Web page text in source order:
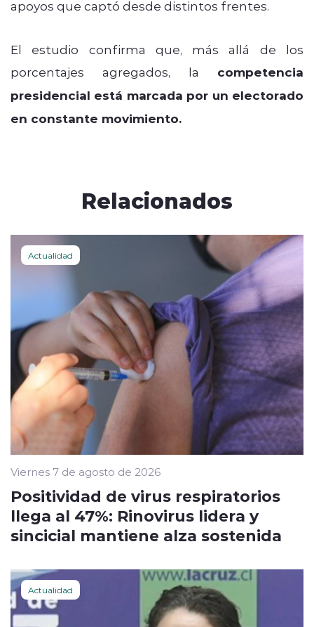
apoyos que captó desde distintos frentes.
El estudio confirma que, más allá de los
porcentajes agregados, la competencia
presidencial está marcada por un electorado
en constante movimiento.
Relacionados
Actualidad
Viernes 7 de agosto de 2026
Positividad de virus respiratorios
llega al 47%: Rinovirus lidera y
sincicial mantiene alza sostenida
Actualidad